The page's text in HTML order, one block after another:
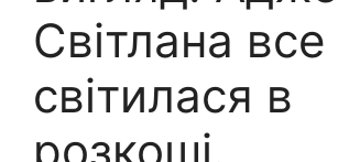
Світлана все
світилася в
розкоші.